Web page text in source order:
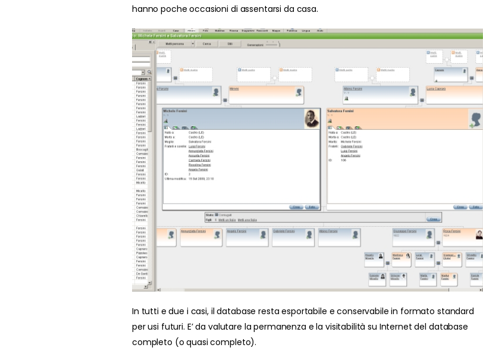
hanno poche occasioni di assentarsi da casa.
In tutti e due i casi, il database resta esportabile e conservabile in formato standard
per usi futuri. E’ da valutare la permanenza e la visitabilità su Internet del database
completo (o quasi completo).